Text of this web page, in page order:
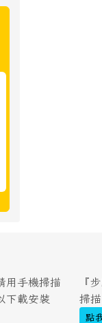
用手機掃描
下載安裝
『
掃
點